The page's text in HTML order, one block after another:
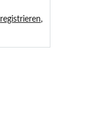
registrieren,